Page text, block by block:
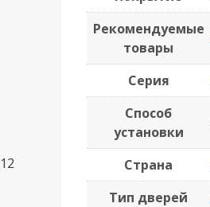
Рекомендуемые
товары
Серия
Способ
установки
Страна
Тип дверей
12